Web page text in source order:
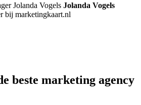
Jolanda Vogels
bij marketingkaart.nl
beste marketing agency